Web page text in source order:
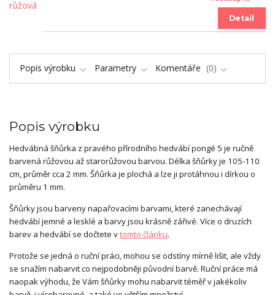
Detail
Popis výrobku Parametry Komentáře 0
Popis výrobku
Hedvábná šňůrka z pravého přírodního hedvábí pongé 5 je ručně
barvená růžovou až starorůžovou barvou. Délka šňůrky je 105-110
cm, průměr cca 2 mm. Šňůrka je plochá a lze ji protáhnou i dírkou o
průměru 1 mm.
Šňůrky jsou barveny napařovacími barvami, které zanechávají
hedvábí jemné a lesklé a barvy jsou krásně zářivé. Více o druzích
barev a hedvábí se dočtete vtomto článku.
Protože se jedná o ruční práci, mohou se odstíny mírně lišit, ale vždy
se snažím nabarvit co nejpodobněji původní barvě. Ruční práce má
naopak výhodu, že Vám šňůrky mohu nabarvit téměř v jakékoliv